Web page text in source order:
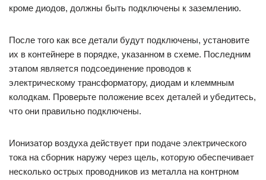
кроме диодов, должны быть подключены к заземлению.
После того как все детали будут подключены, установите
их в контейнере в порядке, указанном в схеме. Последним
этапом является подсоединение проводов к
электрическому трансформатору, диодам и клеммным
колодкам. Проверьте положение всех деталей и убедитесь,
что они правильно подключены.
Ионизатор воздуха действует при подаче электрического
тока на сборник наружу через щель, которую обеспечивает
несколько острых проводников из металла на контрном